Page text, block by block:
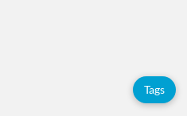
Tags